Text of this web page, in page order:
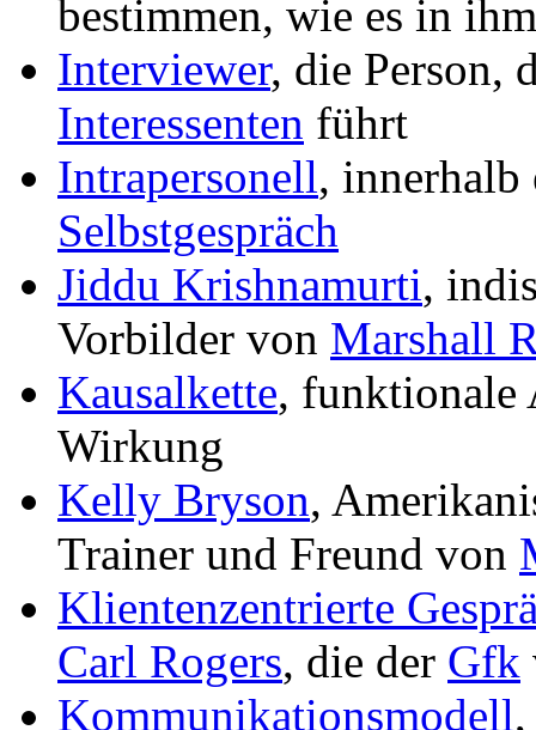
bestimmen, wie es in
Interviewer, die Person,
Interessenten führt
Intrapersonell, innerhalb
Selbstgespräch
Jiddu Krishnamurti,
Vorbilder von Marshall
Kausalkette, funktionale
Wirkung
Kelly Bryson,
Trainer und Freund von
Klientenzentrierte
Carl Rogers, die der Gfk
Kommunikationsmodell